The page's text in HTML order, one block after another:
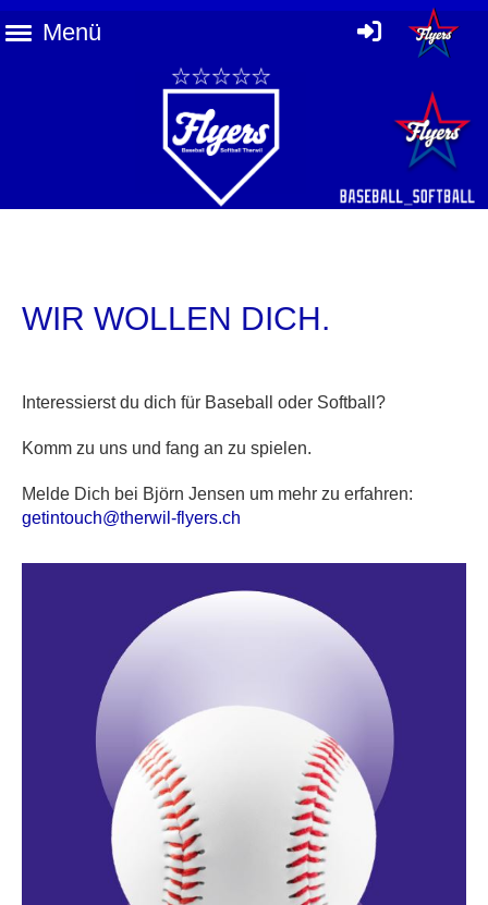
Menü
WIR WOLLEN DICH.
Interessierst du dich für Baseball oder Softball?
Komm zu uns und fang an zu spielen.
Melde Dich bei Björn Jensen um mehr zu erfahren:
getintouch@therwil-flyers.ch